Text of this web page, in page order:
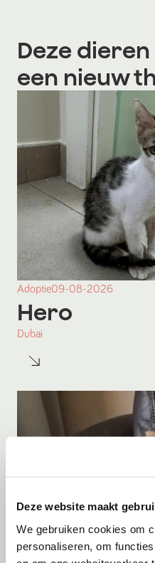
Deze website maakt
We gebruiken cookies om
personaliseren, om
Deze
een nieuw
Adoptie09-08-2026
Hero
Dubai